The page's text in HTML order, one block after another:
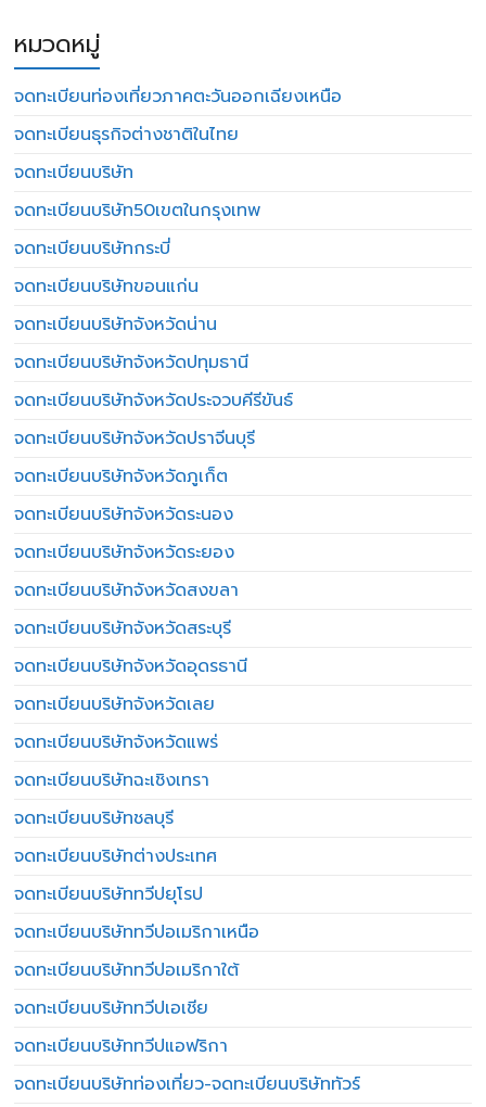
หมวดหมู่
จดทะเบียนท่องเที่ยวภาคตะวันออกเฉียงเหนือ
จดทะเบียนธุรกิจต่างชาติในไทย
จดทะเบียนบริษัท
จดทะเบียนบริษัท50เขตในกรุงเทพ
จดทะเบียนบริษัทกระบี่
จดทะเบียนบริษัทขอนแก่น
จดทะเบียนบริษัทจังหวัดน่าน
จดทะเบียนบริษัทจังหวัดปทุมธานี
จดทะเบียนบริษัทจังหวัดประจวบคีรีขันธ์
จดทะเบียนบริษัทจังหวัดปราจีนบุรี
จดทะเบียนบริษัทจังหวัดภูเก็ต
จดทะเบียนบริษัทจังหวัดระนอง
จดทะเบียนบริษัทจังหวัดระยอง
จดทะเบียนบริษัทจังหวัดสงขลา
จดทะเบียนบริษัทจังหวัดสระบุรี
จดทะเบียนบริษัทจังหวัดอุดรธานี
จดทะเบียนบริษัทจังหวัดเลย
จดทะเบียนบริษัทจังหวัดแพร่
จดทะเบียนบริษัทฉะเชิงเทรา
จดทะเบียนบริษัทชลบุรี
จดทะเบียนบริษัทต่างประเทศ
จดทะเบียนบริษัททวีปยุโรป
จดทะเบียนบริษัททวีปอเมริกาเหนือ
จดทะเบียนบริษัททวีปอเมริกาใต้
จดทะเบียนบริษัททวีปเอเชีย
จดทะเบียนบริษัททวีปแอฟริกา
จดทะเบียนบริษัทท่องเที่ยว-จดทะเบียนบริษัททัวร์